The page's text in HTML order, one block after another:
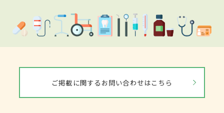
ご掲載に関するお問い合わせはこちら